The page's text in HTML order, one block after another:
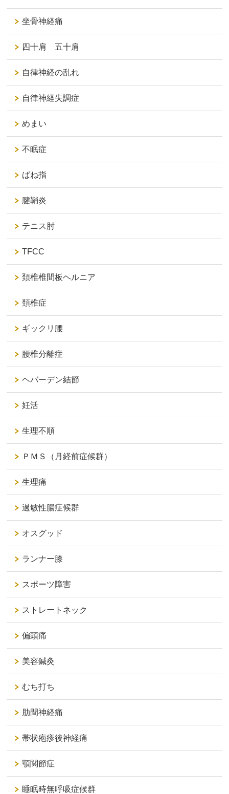
坐骨神経痛
四十肩 五十肩
自律神経の乱れ
自律神経失調症
めまい
不眠症
ばね指
腱鞘炎
テニス肘
TFCC
頚椎椎間板ヘルニア
頚椎症
ギックリ腰
腰椎分離症
ヘバーデン結節
妊活
生理不順
ＰＭＳ（月経前症候群）
生理痛
過敏性腸症候群
オスグッド
ランナー膝
スポーツ障害
ストレートネック
偏頭痛
美容鍼灸
むち打ち
肋間神経痛
帯状疱疹後神経痛
顎関節症
睡眠時無呼吸症候群